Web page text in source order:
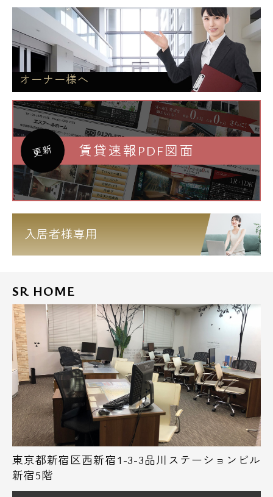
オーナー様へ
更新 賃貸速報PDF図面
入居者様専用
SR HOME
東京都新宿区西新宿1-3-3品川ステーションビル
新宿5階